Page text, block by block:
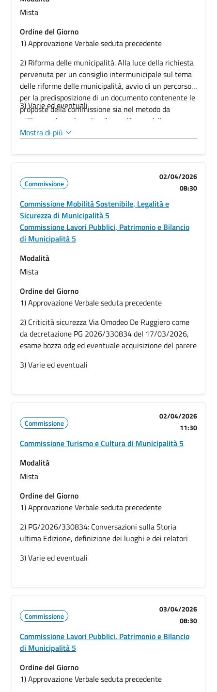
Mista
Ordine del Giorno
1) Approvazione Verbale seduta precedente
2) Riforma delle municipalità. Alla luce della richiesta
pervenuta per un consiglio intermunicipale sul tema
delle riforme delle municipalità, avvio di un percorso
per la predisposizione di un documento contenente le
proposte della commissione sia nel metodo da
utilizzare che nel merito di una riforma delle
municipalità che dia reale autonomia alle stesse.
intermunicipale (convocazione ai sensi dell’art. 65 del
trasmissione del verbale di presidenza dei gruppi
consiliari avvenuta con nota PG/2026/330834 del
17/03/2026)
3) Varie ed eventuali
Mostra di più
Commissione
02/04/2026
08:30
Commissione Mobilità Sostenibile, Legalità e
Sicurezza di Municipalità 5
Commissione Lavori Pubblici, Patrimonio e Bilancio
di Municipalità 5
Modalità
Mista
Ordine del Giorno
1) Approvazione Verbale seduta precedente
2) Criticità sicurezza Via Omodeo De Ruggiero come
da decretazione PG 2026/330834 del 17/03/2026,
esame bozza odg ed eventuale acquisizione del parere
3) Varie ed eventuali
Commissione
02/04/2026
11:30
Commissione Turismo e Cultura di Municipalità 5
Modalità
Mista
Ordine del Giorno
1) Approvazione Verbale seduta precedente
2) PG/2026/330834: Conversazioni sulla Storia
ultima Edizione, definizione dei luoghi e dei relatori
3) Varie ed eventuali
Commissione
03/04/2026
08:30
Commissione Lavori Pubblici, Patrimonio e Bilancio
di Municipalità 5
Ordine del Giorno
1) Approvazione Verbale seduta precedente